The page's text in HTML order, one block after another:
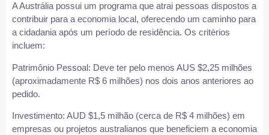
A Austrália possui um programa que atrai pessoas dispostos a
contribuir para a economia local, oferecendo um caminho para
a cidadania após um período de residência. Os critérios
incluem:
Patrimônio Pessoal: Deve ter pelo menos AUS $2,25 milhões
(aproximadamente R$ 6 milhões) nos dois anos anteriores ao
pedido.
Investimento: AUD $1,5 milhão (cerca de R$ 4 milhões) em
empresas ou projetos australianos que beneficiem a economia